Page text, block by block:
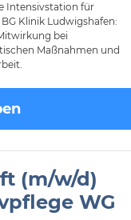
Intensivstation für
Klinik Ludwigshafen:
bei
Maßnahmen und
(m/w/d)
WG